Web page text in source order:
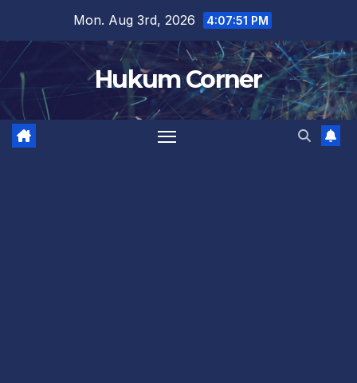
content
Mon. Aug 3rd, 2026 4:07:51 PM
Hukum Corner